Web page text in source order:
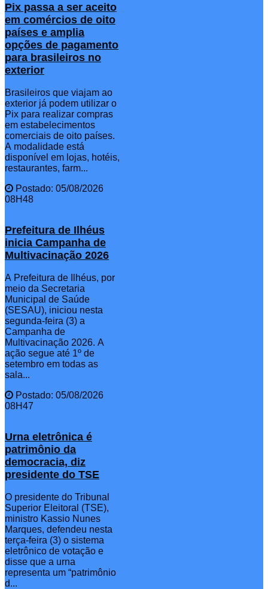
Pix passa a ser aceito
em comércios de oito
países e amplia
opções de pagamento
para brasileiros no
exterior
Brasileiros que viajam ao
exterior já podem utilizar o
Pix para realizar compras
em estabelecimentos
comerciais de oito países.
A modalidade está
disponível em lojas, hotéis,
restaurantes, farm...
Postado: 05/08/2026
08H48
Prefeitura de Ilhéus
inicia Campanha de
Multivacinação 2026
A Prefeitura de Ilhéus, por
meio da Secretaria
Municipal de Saúde
(SESAU), iniciou nesta
segunda-feira (3) a
Campanha de
Multivacinação 2026. A
ação segue até 1º de
setembro em todas as
sala...
Postado: 05/08/2026
08H47
Urna eletrônica é
patrimônio da
democracia, diz
presidente do TSE
O presidente do Tribunal
Superior Eleitoral (TSE),
ministro Kassio Nunes
Marques, defendeu nesta
terça-feira (3) o sistema
eletrônico de votação e
disse que a urna
representa um “patrimônio
d...